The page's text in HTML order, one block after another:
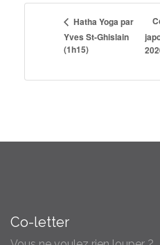
Hatha Yoga par
Yves St-Ghislain
(1h15)
Co-letter